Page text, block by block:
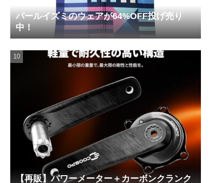
パールイズミのウェアが64%OFF投げ売り
中！
【再販】パワーメーター＋カーボンクランク